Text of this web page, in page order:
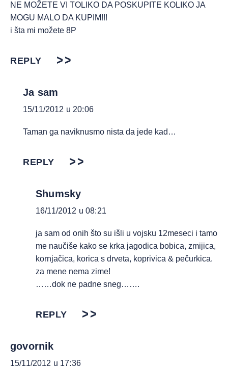
NE MOŽETE VI TOLIKO DA POSKUPITE KOLIKO JA
MOGU MALO DA KUPIM!!!
i šta mi možete 8P
REPLY
Ja sam
15/11/2012 u 20:06
Taman ga naviknusmo nista da jede kad…
REPLY
Shumsky
16/11/2012 u 08:21
ja sam od onih što su išli u vojsku 12meseci i tamo
me naučiše kako se krka jagodica bobica, zmijica,
kornjačica, korica s drveta, koprivica & pečurkica.
za mene nema zime!
……dok ne padne sneg…….
REPLY
govornik
15/11/2012 u 17:36